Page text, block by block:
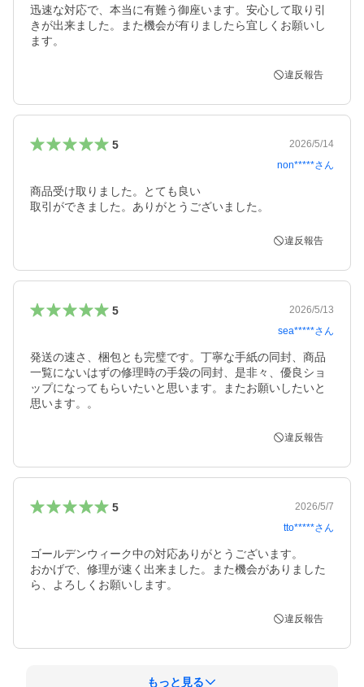
迅速な対応で、本当に有難う御座います。安心して取り引
きが出来ました。また機会が有りましたら宜しくお願いし
違反報告
5
2026/5/14
non*****さん
商品受け取りました。とても良い
取引ができました。ありがとうございました。
違反報告
5
2026/5/13
sea*****さん
発送の速さ、梱包とも完璧です。丁寧な手紙の同封、商品
一覧にないはずの修理時の手袋の同封、是非々、優良ショ
ップになってもらいたいと思います。またお願いしたいと
思います。。
違反報告
5
2026/5/7
tto*****さん
ゴールデンウィーク中の対応ありがとうございます。
おかげで、修理が速く出来ました。また機会がありました
ら、よろしくお願いします。
違反報告
もっと見る